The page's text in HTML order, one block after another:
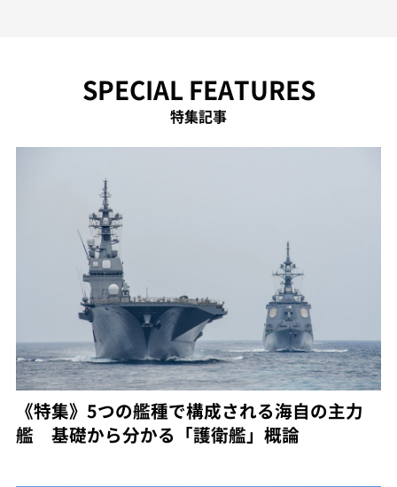
SPECIAL FEATURES
特集記事
《特集》5つの艦種で構成される海自の主力
艦 基礎から分かる「護衛艦」概論